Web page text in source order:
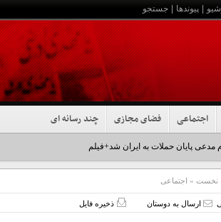
پیوندها جستجو
اجتماعی فضای مجازی چند رسانه ای
مدعی پایان حملات به ایران شد+فیلم
نخست » اجتماعی
ارسال به دوستان ذخیره فایل